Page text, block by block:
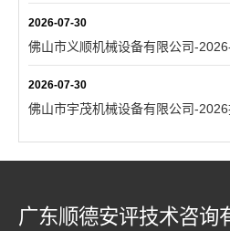
2026-07-30
佛山市义顺机械设备有限公司-
2026-07-30
佛山市宇茂机械设备有限公司-
广东顺德安评技术咨询